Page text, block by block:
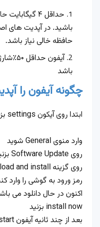
حداقل ۴
حافظه خالی نیاز باشد.
آیفون
باشد
چگونه آیفون را
ابتدا روی آیکون settings بزنید
وارد منوی General شوید
روی Software Update بزنید
روی گزینه Download and install بزنید
رمز ورود به گوشی را وارد
اکنون در حال دانلود می
install now بزنید